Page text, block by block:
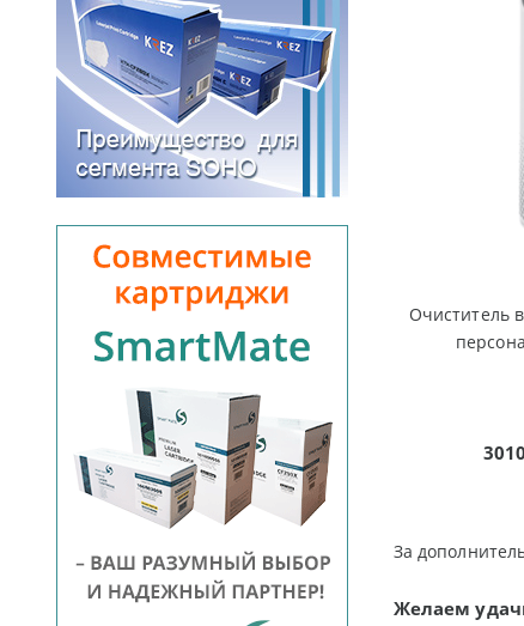
Очиститель
За
Желаем